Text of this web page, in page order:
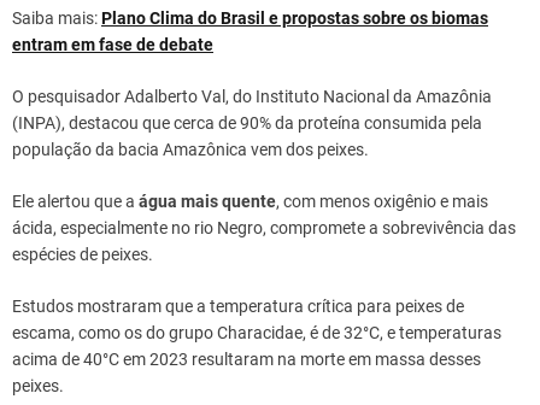
Saiba mais:Plano Clima do Brasil e propostas sobre os biomas
entram em fase de debate
O pesquisador Adalberto Val, do Instituto Nacional da Amazônia
(INPA), destacou que cerca de 90% da proteína consumida pela
população da bacia Amazônica vem dos peixes.
Ele alertou que a água mais quente, com menos oxigênio e mais
ácida, especialmente no rio Negro, compromete a sobrevivência das
espécies de peixes.
Estudos mostraram que a temperatura crítica para peixes de
escama, como os do grupo Characidae, é de 32°C, e temperaturas
acima de 40°C em 2023 resultaram na morte em massa desses
peixes.